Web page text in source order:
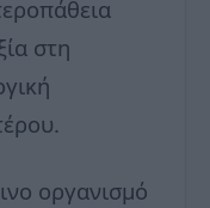
στη
οργανισμό